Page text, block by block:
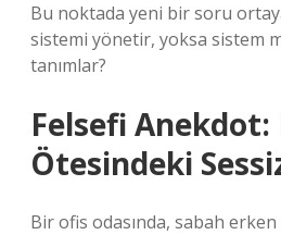
Bu noktada yeni bir soru
sistemi yönetir, yoksa sistem
tanımlar?
Felsefi Anekdot:
Ötesindeki
Bir ofis odasında, sabah